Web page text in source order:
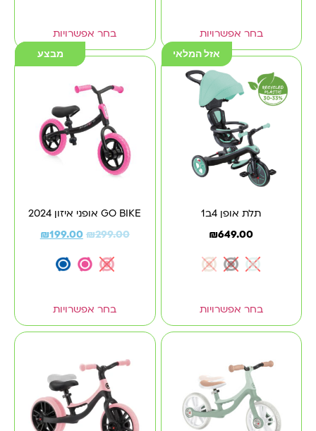
בחר אפשרויות בחר אפשרויות
אזל המלאי
תלת אופן 4ב1
₪649.00
בחר אפשרויות
מבצע
מבצע
GO BIKE אופני איזון 2024
₪299.00
₪199.00
בחר אפשרויות